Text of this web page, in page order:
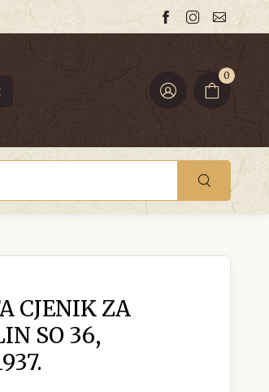
0
CJENIK ZA
SO 36,